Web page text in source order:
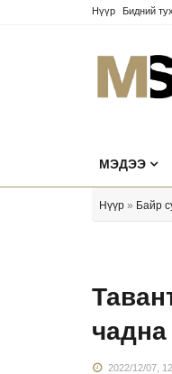
Нүүр Бидний
МЭДЭЭ
Нүүр » Байр
чадна
2022/12/07,